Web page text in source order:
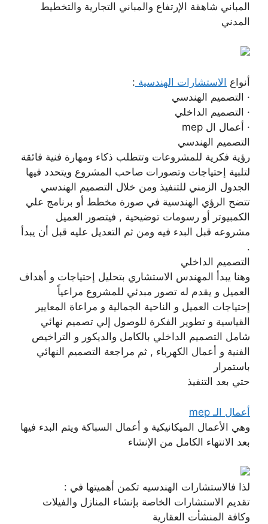
المباني شاهقة الإرتفاع والمباني التجارية والتخطيط
المدني
أنواع الاستشارات الهندسية :
· التصميم الهندسي
· التصميم الداخلي
· أعمال ال mep
التصميم الهندسي
رؤية فكرية للمشروعات وتتطلب ذكاء ومهارة فنية فائقة
لتلبية إحتياجات وتصورات صاحب المشروع ويتحدد فيها
الجدول الزمني للتنفيذ ومن خلال التصميم الهندسي
تتضح الرؤي الهندسية في صورة مخطط أو برنامج علي
الكمبيوتر أو رسومات توضيحية , فيتصور العميل
مشروعه قبل البدء فيه ومن ثم التعديل عليه قبل أن يبدأ
.
التصميم الداخلي
وهنا يبدأ المهندس الاستشاري بتحليل إحتياجات و أهداف
العميل و يقدم له تصور مبدئي للمشروع مراعياً
إحتياجات العميل و الناحية الجمالية و مراعاة المعايير
القياسية و تطوير الفكرة للوصول إلي تصميم نهائي
شامل التصميم الداخلي بالكامل والديكور و التراخيص
الفنية و أعمال الكهرباء , ثم مراجعة التصميم النهائي
باستمرار
حتي بعد التنفيذ
أعمال الـ mep
وهي الأعمال الميكانيكية و أعمال السباكة ويتم البدء فيها
بعد الانتهاء الكامل من الإنشاء
لذا فالاستشارات الهندسيه تكمن أهميتها في :
تقديم الاستشارات الخاصة بإنشاء المنازل والفيلات
وكافة المنشأت العقارية